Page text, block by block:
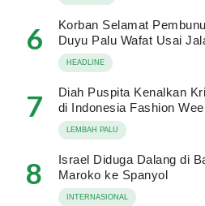
6
Korban Selamat
Duyu Palu Wafat Usai
HEADLINE
7
Diah Puspita Kenalkan
di Indonesia Fashion
LEMBAH PALU
8
Israel Diduga Dalang di
Maroko ke Spanyol
INTERNASIONAL